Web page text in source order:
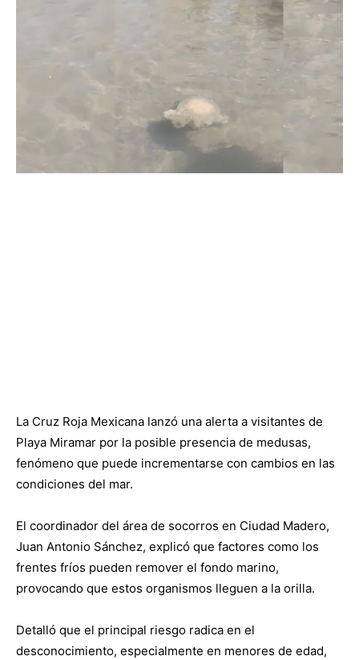
La Cruz Roja Mexicana lanzó una alerta a visitantes de
Playa Miramar por la posible presencia de medusas,
fenómeno que puede incrementarse con cambios en las
condiciones del mar.
El coordinador del área de socorros en Ciudad Madero,
Juan Antonio Sánchez, explicó que factores como los
frentes fríos pueden remover el fondo marino,
provocando que estos organismos lleguen a la orilla.
Detalló que el principal riesgo radica en el
desconocimiento, especialmente en menores de edad,